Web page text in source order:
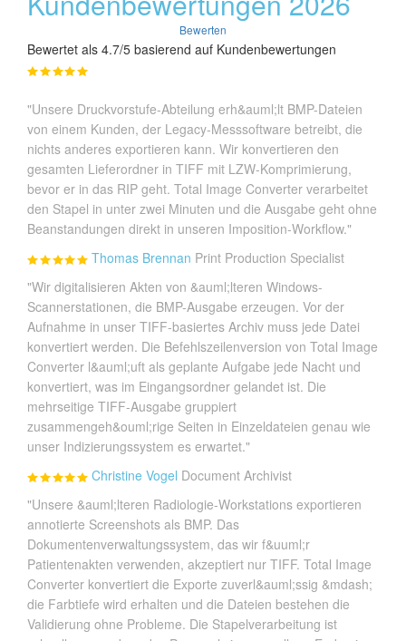
Bewerten
Bewertet als 4.7/5 basierend auf Kundenbewertungen
"Unsere Druckvorstufe-Abteilung erh&auml;lt BMP-Dateien
von einem Kunden, der Legacy-Messsoftware betreibt, die
nichts anderes exportieren kann. Wir konvertieren den
gesamten Lieferordner in TIFF mit LZW-Komprimierung,
bevor er in das RIP geht. Total Image Converter verarbeitet
den Stapel in unter zwei Minuten und die Ausgabe geht ohne
Beanstandungen direkt in unseren Imposition-Workflow."
Thomas Brennan Print Production Specialist
"Wir digitalisieren Akten von &auml;lteren Windows-
Scannerstationen, die BMP-Ausgabe erzeugen. Vor der
Aufnahme in unser TIFF-basiertes Archiv muss jede Datei
konvertiert werden. Die Befehlszeilenversion von Total Image
Converter l&auml;uft als geplante Aufgabe jede Nacht und
konvertiert, was im Eingangsordner gelandet ist. Die
mehrseitige TIFF-Ausgabe gruppiert
zusammengeh&ouml;rige Seiten in Einzeldateien genau wie
unser Indizierungssystem es erwartet."
Christine Vogel Document Archivist
"Unsere &auml;lteren Radiologie-Workstations exportieren
annotierte Screenshots als BMP. Das
Dokumentenverwaltungssystem, das wir f&uuml;r
Patientenakten verwenden, akzeptiert nur TIFF. Total Image
Converter konvertiert die Exporte zuverl&auml;ssig &mdash;
die Farbtiefe wird erhalten und die Dateien bestehen die
Validierung ohne Probleme. Die Stapelverarbeitung ist